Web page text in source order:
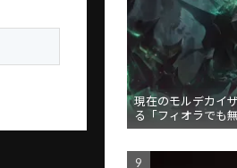
現在のモルデカイ
る「フィオラでも無